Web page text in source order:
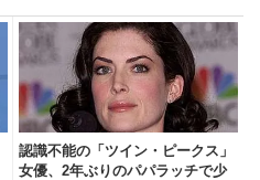
認識不能の「ツイン・ピークス」
女優、2年ぶりのパパラッチで少